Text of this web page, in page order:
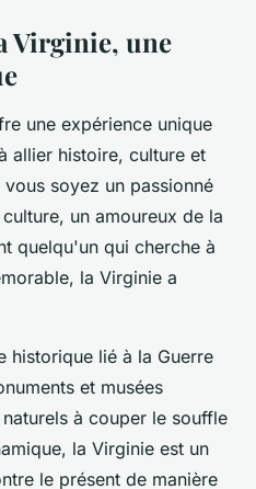
Virginie, une
une expérience unique
allier histoire, culture et
soyez un passionné
un amoureux de la
quelqu'un qui cherche à
la Virginie a
historique lié à la Guerre
et musées
à couper le souffle
la Virginie est un
le présent de manière